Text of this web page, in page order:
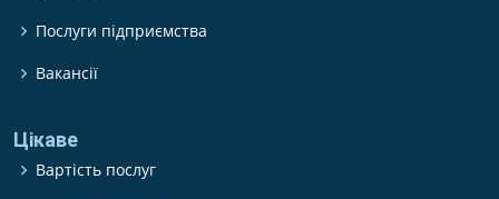
Послуги підприємства
Вакансії
Цікаве
Вартість послуг